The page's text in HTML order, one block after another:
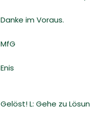
Danke im Voraus.
MfG
Enis
Gelöst! L: Gehe zu